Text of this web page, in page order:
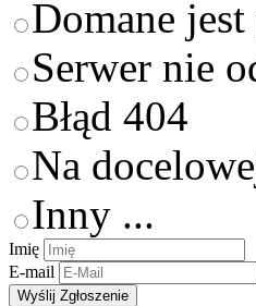
Domane
Serwer nie
Błąd 404
Na
Inny ...
Imię
E-mail